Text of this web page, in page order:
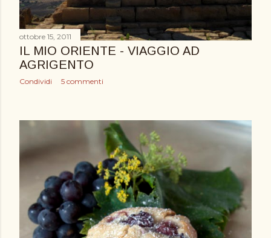
ottobre 15, 2011
IL MIO ORIENTE - VIAGGIO AD
AGRIGENTO
Condividi 5 commenti